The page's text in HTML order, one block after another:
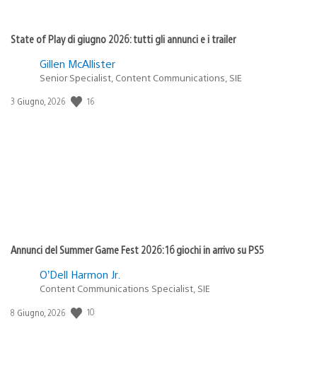
State of Play di giugno 2026: tutti gli annunci e i trailer
Gillen McAllister
Senior Specialist, Content Communications, SIE
Data
3 Giugno, 2026 16
Annunci del Summer Game Fest 2026: 16 giochi in arrivo su PS5
O’Dell Harmon Jr.
Content Communications Specialist, SIE
Data
8 Giugno, 2026 10